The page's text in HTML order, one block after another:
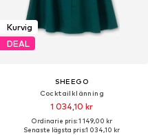
Kurvig
DEAL
SHEEGO
Cocktailklänning
1 034,10 kr
Ordinarie pris: 1 149,00 kr
Senaste lägsta pris:1 034,10 kr